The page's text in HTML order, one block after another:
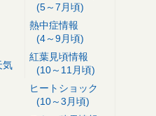
気
(5～7月頃)
熱中症情報
(4～9月頃)
紅葉見頃情報
(10～11月頃)
ヒートショック
(10～3月頃)